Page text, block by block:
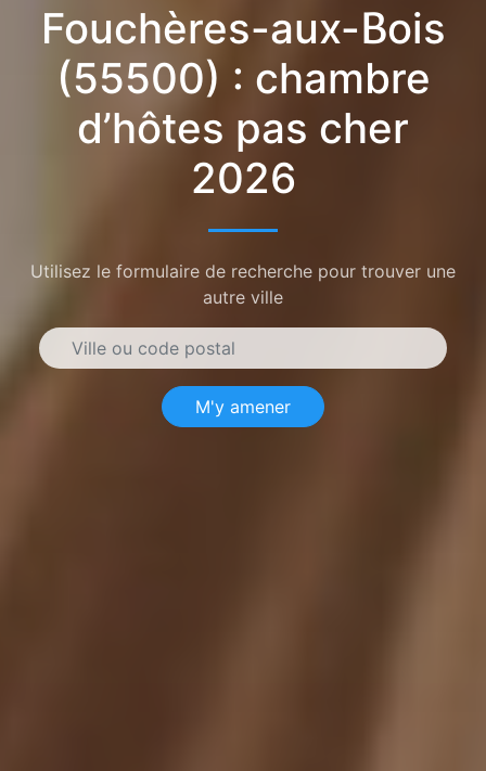
Fouchères-aux-Bois
(55500) : chambre
d’hôtes pas cher
2026
Utilisez le formulaire de recherche pour trouver une
autre ville
M'y amener